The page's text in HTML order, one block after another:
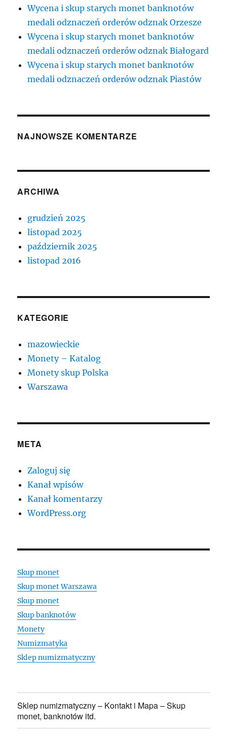
Wycena i skup starych monet banknotów
medali odznaczeń orderów odznak Orzesze
Wycena i skup starych monet banknotów
medali odznaczeń orderów odznak Białogard
Wycena i skup starych monet banknotów
medali odznaczeń orderów odznak Piastów
NAJNOWSZE KOMENTARZE
ARCHIWA
grudzień 2025
listopad 2025
październik 2025
listopad 2016
KATEGORIE
mazowieckie
Monety – Katalog
Monety skup Polska
Warszawa
META
Zaloguj się
Kanał wpisów
Kanał komentarzy
WordPress.org
Skup monet
Skup monet Warszawa
Skup monet
Skup banknotów
Monety
Numizmatyka
Sklep numizmatyczny
Sklep numizmatyczny – Kontakt i Mapa – Skup
monet, banknotów itd.